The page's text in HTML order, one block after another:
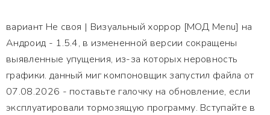
вариант Не своя | Визуальный хоррор [МОД Menu] на
Андроид - 1.5.4, в измененной версии сокращены
выявленные упущения, из-за которых неровность
графики. данный миг компоновщик запустил файла от
07.08.2026 - поставьте галочку на обновление, если
эксплуатировали тормозящую программу. Вступайте в